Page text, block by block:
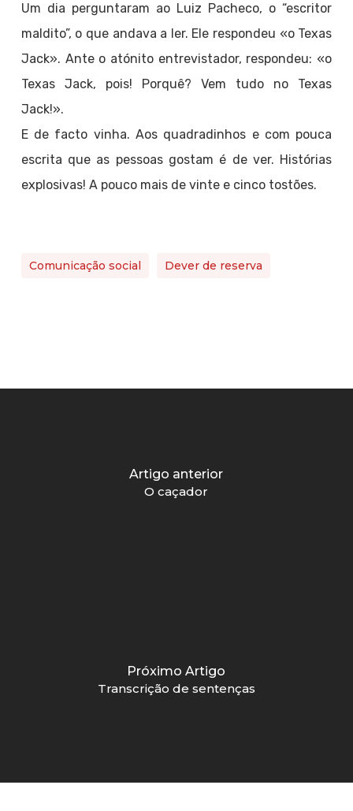
Um dia perguntaram ao Luiz Pacheco, o “escritor
maldito”, o que andava a ler. Ele respondeu «o Texas
Jack». Ante o atónito entrevistador, respondeu: «o
Texas Jack, pois! Porquê? Vem tudo no Texas
Jack!».
E de facto vinha. Aos quadradinhos e com pouca
escrita que as pessoas gostam é de ver. Histórias
explosivas! A pouco mais de vinte e cinco tostões.
Comunicação social Dever de reserva
Artigo anterior
O caçador
Próximo Artigo
Transcrição de sentenças